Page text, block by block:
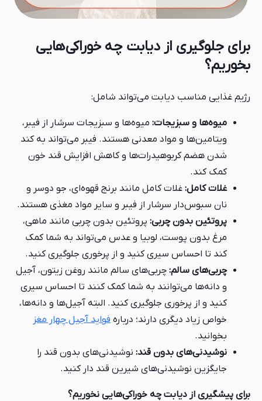
برای جلوگیری از دیابت چه خوراکی‌هایی
بخوریم؟
رژیم غذایی مناسب دیابت می‌تواند شامل:
میوه‌ها و سبزیجات: میوه‌ها و سبزیجات سرشار از فیبر،
ویتامین‌ها و مواد معدنی هستند. فیبر می‌تواند به کند
شدن هضم کربوهیدرات‌ها و کاهش افزایش قند خون
کمک کند.
غلات کامل: غلات کامل مانند برنج قهوه‌ای، جو دوسر و
نان سبوس‌دار سرشار از فیبر و سایر مواد مغذی هستند.
پروتئین بدون چربی: پروتئین بدون چربی مانند ماهی،
مرغ بدون پوست، لوبیا و عدس می‌تواند به شما کمک
کند تا احساس سیری کنید و از پرخوری جلوگیری کنید.
چربی‌های سالم: چربی‌های سالم مانند روغن زیتون، آجیل
و دانه‌ها می‌توانند به شما کمک کنند تا احساس سیری
کنید و از پرخوری جلوگیری کنید. البته آجیل‌ها و دانه‌ها،
خواص زیاد دیگری دارند؛ درباره فواید آجیل چهار مغز
بخوانید.
نوشیدنی‌های بدون قند: نوشیدنی‌های بدون قند را
جایگزین نوشیدنی‌های شیرین قند دار کنید.
برای پیشگیری از دیابت چه خوراکی‌هایی نخوریم؟